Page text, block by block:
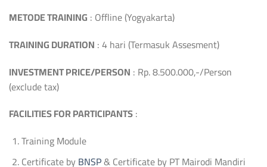
METODE TRAINING : Offline (Yogyakarta)
TRAINING DURATION : 4 hari (Termasuk Assesment)
INVESTMENT PRICE/PERSON : Rp. 8.500.000,-/Person
(exclude tax)
FACILITIES FOR PARTICIPANTS:
Training Module
Certificate byBNSP& Certificate by PT Mairodi Mandiri